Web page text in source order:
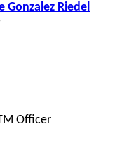
Gonzalez Riedel
Officer